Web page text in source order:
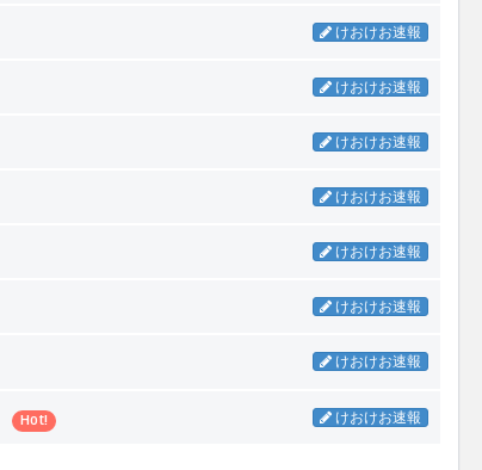
けおけお速報
けおけお速報
けおけお速報
けおけお速報
けおけお速報
けおけお速報
けおけお速報
Hot! けおけお速報